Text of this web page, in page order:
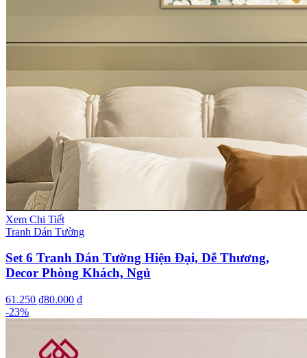
Xem Chi Tiết
Tranh Dán Tường
Set 6 Tranh Dán Tường Hiện Đại, Dễ Thương,
Decor Phòng Khách, Ngủ
61.250 ₫80.000 ₫
-23%